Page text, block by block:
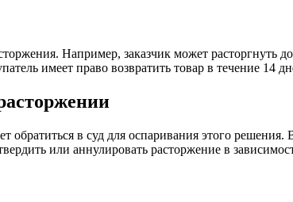
Например, заказчик может расторгнуть
имеет право возвратить товар в течение 14
в суд для оспаривания этого решения.
или аннулировать расторжение в